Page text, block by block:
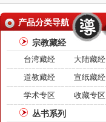
产品分类导航
宗教藏经
台湾藏经
大陆藏经
道教藏经
宣纸藏经
学术专区
收藏专区
丛书系列